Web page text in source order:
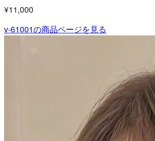
¥11,000
v-61001の商品ページを見る